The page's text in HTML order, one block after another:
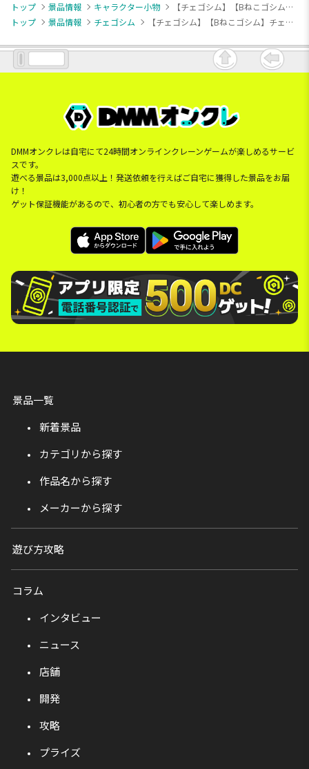
トップ 景品情報 キャラクター小物
【チェゴシム】【Bねこゴシム】チェゴシム ラインストーンマスコット
トップ
景品情報 チェゴシム 【チェゴシム】【Bねこゴシム】チェゴシム ラインストーンマスコット
DMMオンクレは自宅にて24時間オンラインクレーンゲームが楽しめるサービ
スです。
遊べる景品は3,000点以上！発送依頼を行えばご自宅に獲得した景品をお届
け！
ゲット保証機能があるので、初心者の方でも安心して楽しめます。
景品一覧
新着景品
カテゴリから探す
作品名から探す
メーカーから探す
遊び方攻略
コラム
インタビュー
ニュース
店舗
開発
攻略
プライズ